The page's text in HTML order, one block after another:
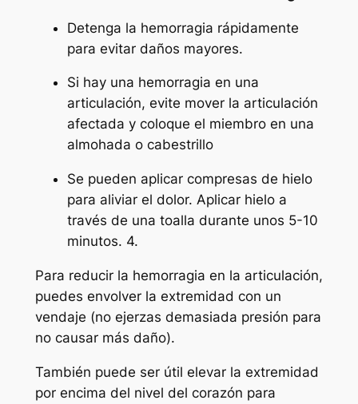
Detenga la hemorragia rápidamente
para evitar daños mayores.
Si hay una hemorragia en una
articulación, evite mover la articulación
afectada y coloque el miembro en una
almohada o cabestrillo
Se pueden aplicar compresas de hielo
para aliviar el dolor. Aplicar hielo a
través de una toalla durante unos 5-10
minutos. 4.
Para reducir la hemorragia en la articulación,
puedes envolver la extremidad con un
vendaje (no ejerzas demasiada presión para
no causar más daño).
También puede ser útil elevar la extremidad
por encima del nivel del corazón para